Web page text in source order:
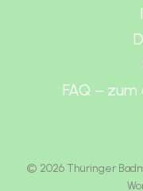
FAQ –
© 2026 Thüringer